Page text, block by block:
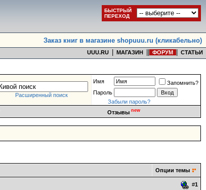
БЫСТРЫЙ
ПЕРЕХОД
Заказ книг в магазине shopuuu.ru (кликабельно)
UUU.RU МАГАЗИН ФОРУМ СТАТЬИ
Расширенный поиск
Имя
Запомнить?
Пароль
Забыли пароль?
Отзывы new
Опции темы
#1